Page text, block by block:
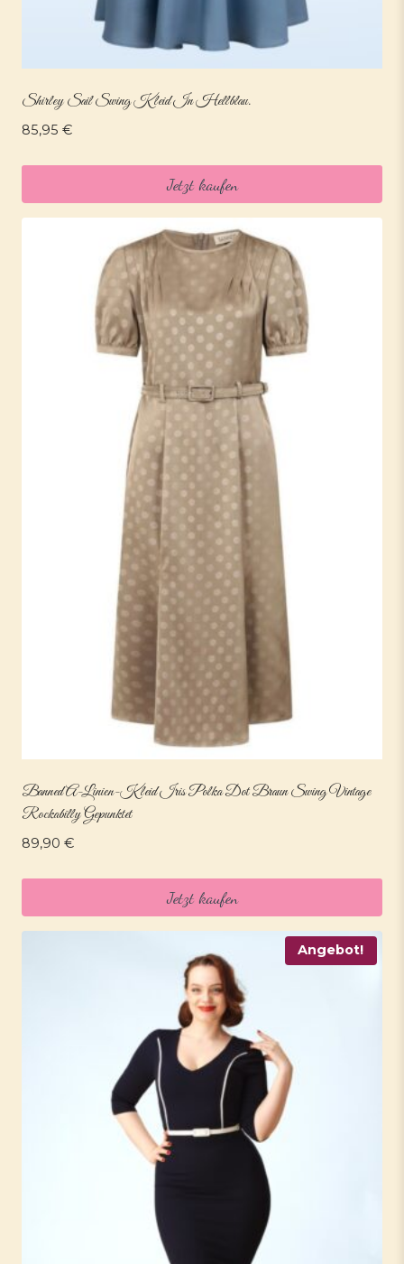
Shirley Sail Swing Kleid In Hellblau.
85,95 €
Jetzt kaufen
Banned A-Linien-Kleid Iris Polka Dot Braun Swing Vintage
Rockabilly Gepunktet
89,90 €
Jetzt kaufen
Angebot!